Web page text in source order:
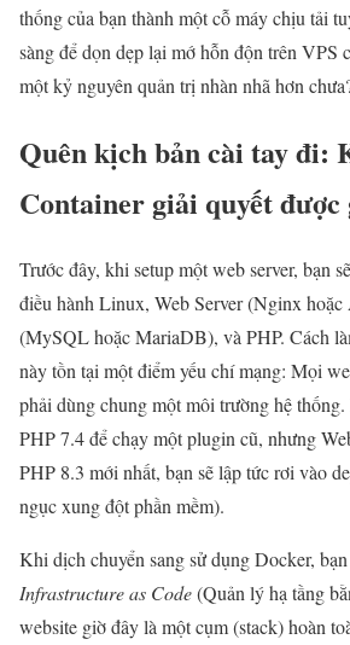
thống của bạn thành một cỗ máy chịu tải
sàng để dọn dẹp lại mớ hỗn độn trên VPS
một kỷ nguyên quản trị nhàn nhã hơn
Quên kịch bản cài tay đi:
Container giải quyết được
Trước đây, khi setup một web server, bạn
điều hành Linux, Web Server (Nginx hoặc
(MySQL hoặc MariaDB), và PHP. Cách
này tồn tại một điểm yếu chí mạng: Mọi
phải dùng chung một môi trường hệ
PHP 7.4 để chạy một plugin cũ, nhưng
PHP 8.3 mới nhất, bạn sẽ lập tức rơi vào
ngục xung đột phần mềm).
Khi dịch chuyển sang sử dụng Docker,
Infrastructure as Code(Quản lý hạ tầng
website giờ đây là một cụm (stack) hoàn